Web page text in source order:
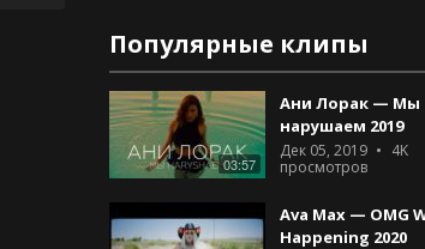
Популярные клипы
03:57
Ани Лорак — Мы
нарушаем 2019
Дек 05, 2019
4K
просмотров
Ava Max — OMG
Happening 2020